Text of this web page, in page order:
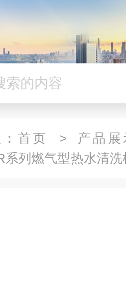
首页 > 产品展
系列燃气型热水清洗